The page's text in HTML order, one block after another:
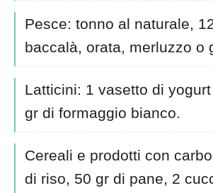
Pesce: tonno al naturale,
baccalà, orata, merluzzo o
Latticini: 1 vasetto di
gr di formaggio bianco.
Cereali e prodotti con
di riso, 50 gr di pane, 2